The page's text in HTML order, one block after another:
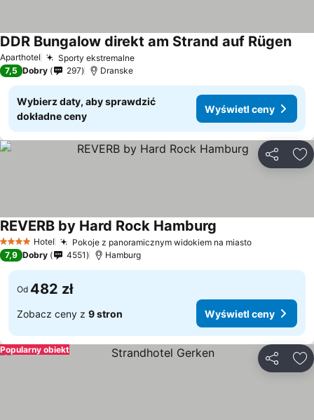
Aparthotel Sporty ekstremalneWyświetl ceny
DDR Bungalow direkt am Strand auf Rügen
7,5 Dobry 297 Dranske
Wybierz daty, aby sprawdzić
dokładne ceny
Wyświetl ceny
4 KategoriaHotel Pokoje z panoramicznym widokiem na miastoWyświetl
REVERB by Hard Rock Hamburg
7,9 Dobry 4551 Hamburg
Od 482 zł
Zobacz ceny z 9 stron Wyświetl ceny
Popularny obiekt